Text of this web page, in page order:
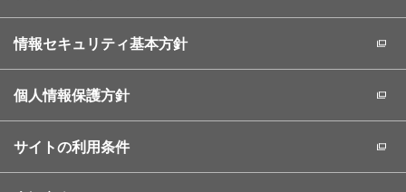
情報セキュリティ基本方針
個人情報保護方針
サイトの利用条件